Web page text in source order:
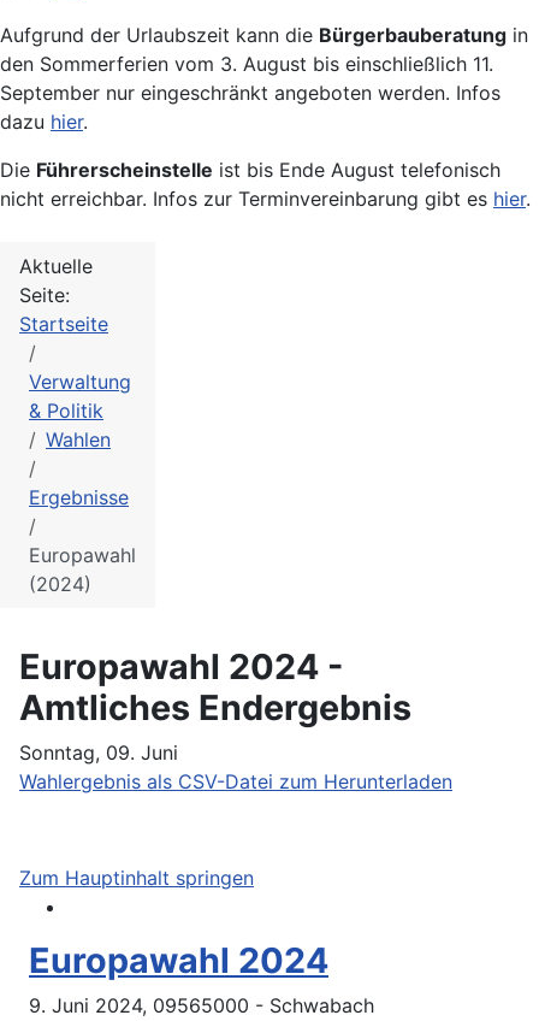
Aufgrund der Urlaubszeit kann die Bürgerbauberatung in
den Sommerferien vom 3. August bis einschließlich 11.
September nur eingeschränkt angeboten werden. Infos
dazu hier.
Die Führerscheinstelle ist bis Ende August telefonisch
nicht erreichbar. Infos zur Terminvereinbarung gibt es hier.
Aktuelle
Seite:
Startseite
Verwaltung
& Politik
Wahlen
Ergebnisse
Europawahl
(2024)
Europawahl 2024 -
Amtliches Endergebnis
Sonntag, 09. Juni
Wahlergebnis als CSV-Datei zum Herunterladen
Zum Hauptinhalt springen
Europawahl 2024
9. Juni 2024, 09565000 - Schwabach